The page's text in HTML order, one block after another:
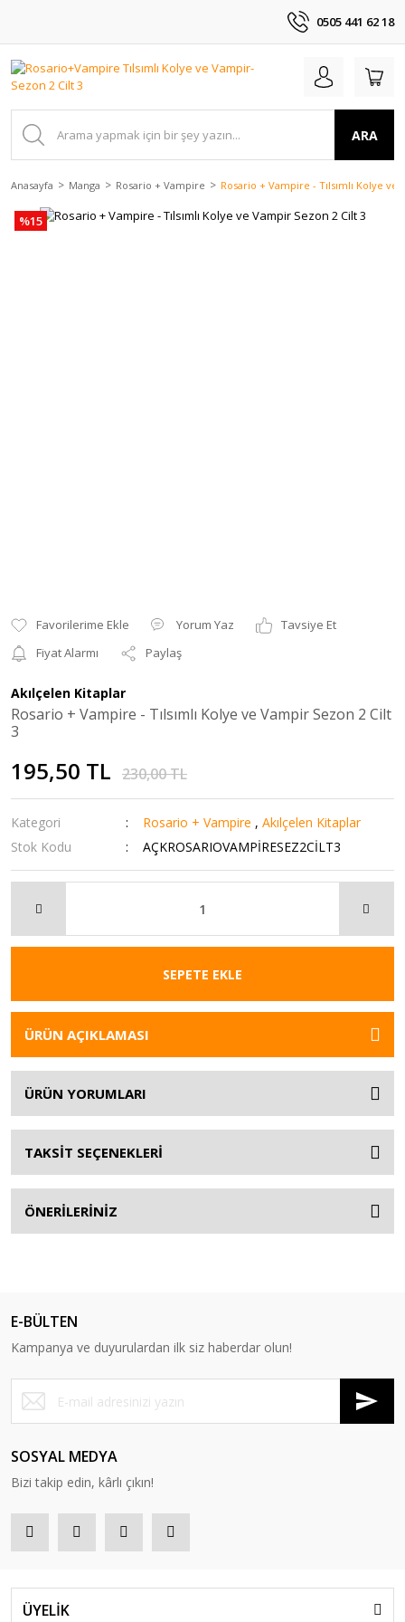
0505 441 62 18
ARA
Anasayfa Manga Rosario + Vampire Rosario + Vampire - Tılsımlı Kolye ve
%15
Yorum Yaz
Tavsiye Et
Fiyat Alarmı
Paylaş
Akılçelen Kitaplar
Rosario + Vampire - Tılsımlı Kolye ve Vampir Sezon 2 Cilt
3
195,50 TL 230,00 TL
Kategori Rosario + Vampire ,Akılçelen Kitaplar
Stok Kodu
AÇKROSARIOVAMPİRESEZ2CİLT3
SEPETE EKLE
ÜRÜN AÇIKLAMASI
ÜRÜN YORUMLARI
TAKSİT SEÇENEKLERİ
ÖNERİLERİNİZ
E-BÜLTEN
Kampanya ve duyurulardan ilk siz haberdar olun!
SOSYAL MEDYA
Bizi takip edin, kârlı çıkın!
ÜYELİK